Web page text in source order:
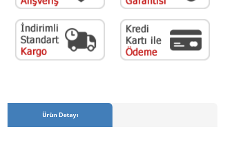
Ürün Detayı